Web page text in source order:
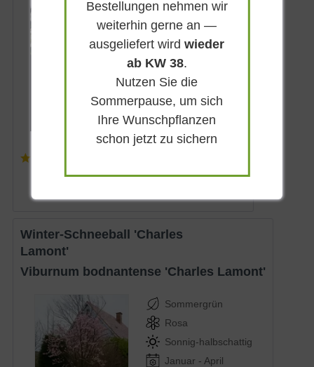
Weiß
Lieferbar
ab 37,90 € *
Winter-Schneeball 'Charles
Lamont'
Viburnum bodnantense 'Charles Lamont'
Sommergrün
Rosa
Sonnig-halbschattig
Januar - April
Bestellungen nehmen wir
weiterhin gerne an —
ausgeliefert wirdwieder
ab KW 38.
Nutzen Sie die
Sommerpause, um sich
Ihre Wunschpflanzen
schon jetzt zu sichern